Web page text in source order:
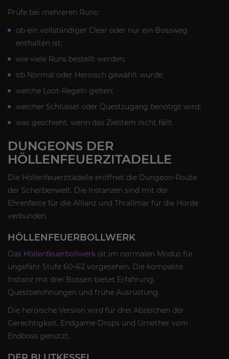
Prüfe bei mehreren Runs:
ob ein vollständiger Clear oder nur ein Bossweg
enthalten ist;
wie viele Runs bestellt werden;
ob Normal oder Heroisch gewählt wurde;
welche Loot-Regeln gelten;
welcher Schlüssel oder Questzugang benötigt wird;
was geschieht, wenn das Zielitem nicht fällt.
DUNGEONS DER
HÖLLENFEUERZITADELLE
Die Höllenfeuerzitadelle eröffnet die Dungeon-Route
der Scherbenwelt. Die Instanzen sind mit der
Ehrenfeste für die Allianz und Thrallmar für die Horde
verbunden.
HÖLLENFEUERBOLLWERK
Das Höllenfeuerbollwerk ist im normalen Modus für
ungefähr Stufe 60–62 vorgesehen. Die kompakte
Instanz mit drei Bossen bietet Erfahrung,
Questbelohnungen und frühe Ausrüstung.
Die heroische Version wird für drei Abzeichen der
Gerechtigkeit, Endgame-Drops und Urnether vom
Endboss genutzt.